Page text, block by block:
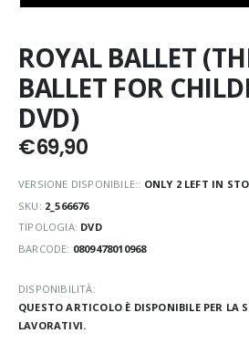
ROYAL BALLET
BALLET FOR
DVD)
€69,90
VERSIONE DISPONIBILE:: ONLY 2 LEFT IN
SKU: 2_566676
TIPOLOGIA: DVD
BARCODE: 0809478010968
DISPONIBILITÀ:
QUESTO ARTICOLO È DISPONIBILE PER LA
LAVORATIVI.